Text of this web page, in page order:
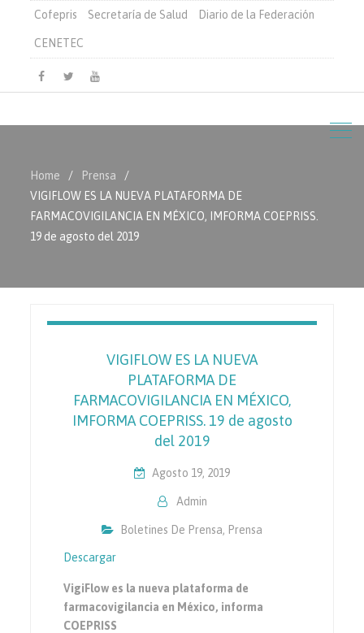
Cofepris Secretaría de Salud Diario de la Federación
CENETEC
Facebook
TwitterYoutube
Home
Prensa
VIGIFLOW ES LA NUEVA PLATAFORMA DE
FARMACOVIGILANCIA EN MÉXICO, IMFORMA COEPRISS.
19 de agosto del 2019
VIGIFLOW ES LA NUEVA
PLATAFORMA DE
FARMACOVIGILANCIA EN MÉXICO,
IMFORMA COEPRISS. 19 de agosto
del 2019
Agosto 19, 2019
Admin
Boletines De Prensa, Prensa
Descargar
VigiFlow es la nueva plataforma de
farmacovigilancia en México, informa
COEPRISS